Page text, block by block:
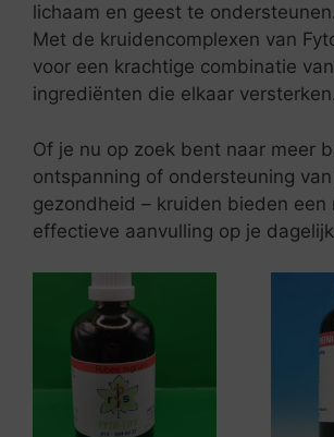
lichaam en geest te ondersteunen.
Met de kruidencomplexen van
voor een krachtige combinatie
ingrediënten die elkaar versterken.
Of je nu op zoek bent naar meer
ontspanning of ondersteuning
gezondheid – kruiden bieden een
effectieve aanvulling op je